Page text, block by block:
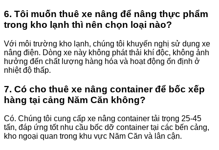
6. Tôi muốn thuê xe nâng để nâng thực phẩm
trong kho lạnh thì nên chọn loại nào?
Với môi trường kho lạnh, chúng tôi khuyến nghị sử dụng xe
nâng điện. Dòng xe này không phát thải khí độc, không ảnh
hưởng đến chất lượng hàng hóa và hoạt động ổn định ở
nhiệt độ thấp.
7. Có cho thuê xe nâng container để bốc xếp
hàng tại cảng Năm Căn không?
Có. Chúng tôi cung cấp xe nâng container tải trọng 25-45
tấn, đáp ứng tốt nhu cầu bốc dỡ container tại các bến cảng,
kho ngoại quan trong khu vực Năm Căn và lân cận.